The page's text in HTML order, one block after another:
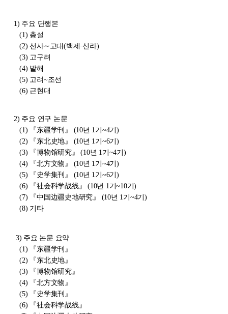
1) 주요 단행본
(1) 총설
(2)선사∼ 고대(백제· 신라)
(3) 고구려
(4) 발해
(5) 고려~조선
(6) 근현대
2) 주요 연구 논문
(1)
『东疆学刊』 (10년 1 기~4기)
(2)
『东北史地』 (10년 1 기~6기)
(3)
『博物馆研究』 (10년 1 기~4기)
(4)
『北方文物』 (10년 1 기~4기)
(5)
『史学集刊』 (10년 1 기~6기)
(6)
『社会科学战线』 (10년 1 기~10기)
(7)
『中国边疆史地研究』 (10년 1 기~4기)
(8) 기타
3) 주요 논문 요약
(1)
『东疆学刊』
(2)
『东北史地』
(3)
『博物馆研究』
(4)
『北方文物』
(5)
『史学集刊』
(6)
『社会科学战线』